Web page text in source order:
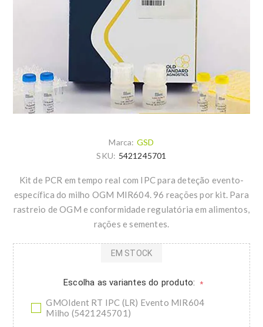
Marca: GSD
SKU: 5421245701
Kit de PCR em tempo real com IPC para deteção evento-
específica do milho OGM MIR604. 96 reações por kit. Para
rastreio de OGM e conformidade regulatória em alimentos,
rações e sementes.
Escolha as variantes do produto: *
GMOIdent RT IPC (LR) Evento MIR604
Milho (5421245701)
EM STOCK